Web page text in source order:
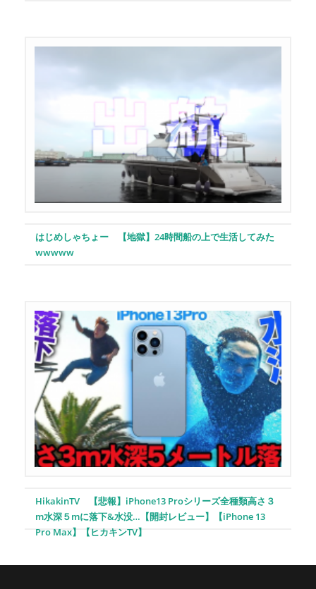
はじめしゃちょー 【地獄】24時間船の上で生活してみた
wwwww
HikakinTV 【悲報】iPhone13 Proシリーズ全種類高さ３
m水深５mに落下&水没…【開封レビュー】【iPhone 13
Pro Max】【ヒカキンTV】